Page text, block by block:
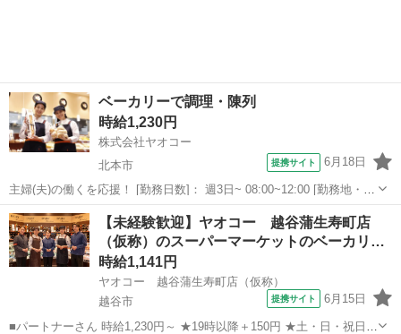
ベーカリーで調理・陳列
時給1,230円
株式会社ヤオコー
北本市
提携サイト 6月18日
主婦(夫)の働くを応援！ [勤務日数]： 週3日~ 08:00~12:00 [勤務地・最
寄駅]： 埼玉県北本市中央4-45-2 ヤオコー 北本中央 ＜株式会社ヤオ
コー＞ 北本駅徒歩3分 [職種名]：ベーカリースタッフ...
埼玉 北本市 パン
【未経験歓迎】ヤオコー 越谷蒲生寿町店
（仮称）のスーパーマーケットのベーカリ
ー…
時給1,141円
ヤオコー 越谷蒲生寿町店（仮称）
越谷市
提携サイト 6月15日
■パートナーさん 時給1,230円～ ★19時以降＋150円 ★土・日・祝日＋